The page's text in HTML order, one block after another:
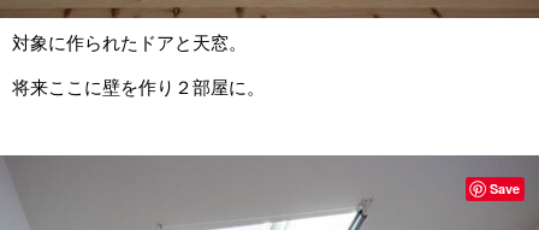
対象に作られたドアと天窓。
将来ここに壁を作り２部屋に。
Save